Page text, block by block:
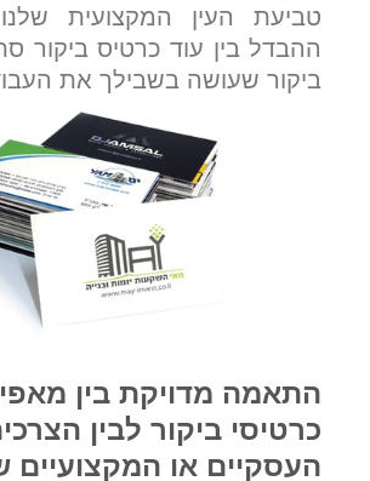
טביעת העין המקצועית
ההבדל בין עוד כרטיס ביקור
ביקור שעושה בשבילך את
התאמה מדויקת בין
כרטיסי ביקור לבין
העסקיים או המקצועיים